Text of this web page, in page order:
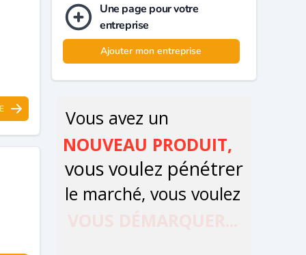
Une page pour votre
entreprise
Ajouter mon entreprise